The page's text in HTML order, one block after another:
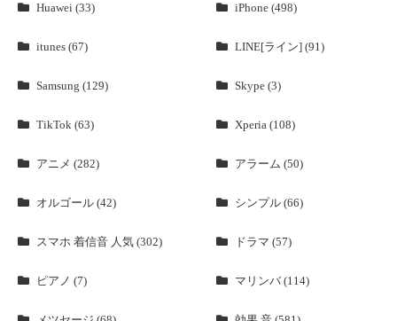
Huawei (33) iPhone (498)
itunes (67) LINE[ライン] (91)
Samsung (129) Skype (3)
TikTok (63) Xperia (108)
アニメ (282) アラーム (50)
オルゴール (42) シンプル (66)
スマホ 着信音 人気 (302) ドラマ (57)
ピアノ (7) マリンバ (114)